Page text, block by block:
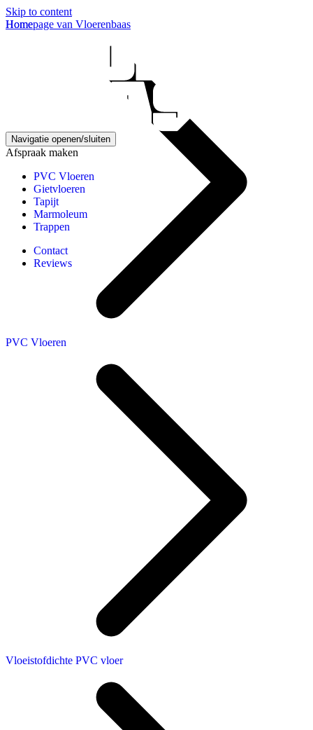
Skip to content
Homepage van Vloerenbaas
Navigatie openen/sluiten
Afspraak maken
PVC Vloeren
Gietvloeren
Tapijt
Marmoleum
Trappen
Contact
Reviews
Home
PVC Vloeren
Vloeistofdichte PVC vloer